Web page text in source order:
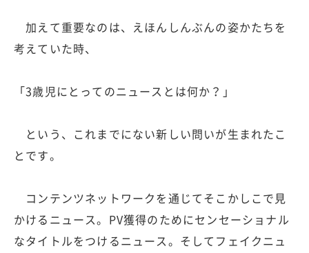
加えて重要なのは、えほんしんぶんの姿かたちを
考えていた時、
「3歳児にとってのニュースとは何か？」
という、これまでにない新しい問いが生まれたこ
とです。
コンテンツネットワークを通じてそこかしこで見
かけるニュース。PV獲得のためにセンセーショナル
なタイトルをつけるニュース。そしてフェイクニュ